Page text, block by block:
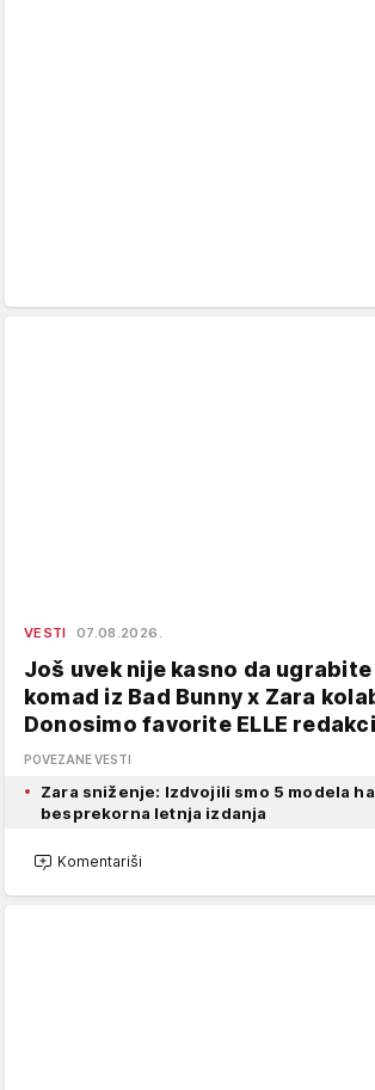
VESTI 07.08.2026.
Još uvek nije kasno da
komad iz Bad Bunny x Zara
Donosimo favorite ELLE
POVEZANE VESTI
Zara sniženje: Izdvojili smo 5 modela
besprekorna letnja izdanja
Komentariši